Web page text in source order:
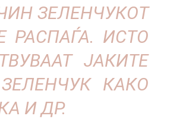
ЗЕЛЕНЧУКОТ
ИСТО
ЈАКИТЕ
КАКО
И ДР.